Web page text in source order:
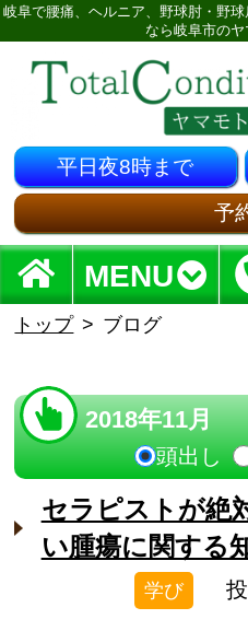
岐阜で腰痛、ヘルニア、野球肘・野
なら岐阜市の
平日夜8時まで
予
MENU
トップ ブログ
2018年11月
頭出し
セラピストが絶
い腫瘍に関する
学び